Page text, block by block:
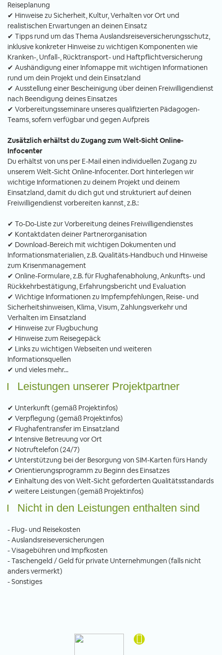
Reiseplanung
✔ Hinweise zu Sicherheit, Kultur, Verhalten vor Ort und
realistischen Erwartungen an deinen Einsatz
✔ Tipps rund um das Thema Auslandsreiseversicherungsschutz,
inklusive konkreter Hinweise zu wichtigen Komponenten wie
Kranken-, Unfall-, Rücktransport- und Haftpflichtversicherung
✔ Aushändigung einer Infomappe mit wichtigen Informationen
rund um dein Projekt und dein Einsatzland
✔ Ausstellung einer Bescheinigung über deinen Freiwilligendienst
nach Beendigung deines Einsatzes
✔ Vorbereitungsseminare unseres qualifizierten Pädagogen-
Teams, sofern verfügbar und gegen Aufpreis
Zusätzlich erhältst du Zugang zum Welt-Sicht Online-
Infocenter
Du erhältst von uns per E-Mail einen individuellen Zugang zu
unserem Welt-Sicht Online-Infocenter. Dort hinterlegen wir
wichtige Informationen zu deinem Projekt und deinem
Einsatzland, damit du dich gut und strukturiert auf deinen
Freiwilligendienst vorbereiten kannst, z.B.:
✔ To-Do-Liste zur Vorbereitung deines Freiwilligendienstes
✔ Kontaktdaten deiner Partnerorganisation
✔ Download-Bereich mit wichtigen Dokumenten und
Informationsmaterialien, z.B. Qualitäts-Handbuch und Hinweise
zum Krisenmanagement
✔ Online-Formulare, z.B. für Flughafenabholung, Ankunfts- und
Rückkehrbestätigung, Erfahrungsbericht und Evaluation
✔ Wichtige Informationen zu Impfempfehlungen, Reise- und
Sicherheitshinweisen, Klima, Visum, Zahlungsverkehr und
Verhalten im Einsatzland
✔ Hinweise zur Flugbuchung
✔ Hinweise zum Reisegepäck
✔ Links zu wichtigen Webseiten und weiteren
Informationsquellen
✔ und vieles mehr...
Leistungen unserer Projektpartner
✔ Unterkunft (gemäß Projektinfos)
✔ Verpflegung (gemäß Projektinfos)
✔ Flughafentransfer im Einsatzland
✔ Intensive Betreuung vor Ort
✔ Notruftelefon (24/7)
✔ Unterstützung bei der Besorgung von SIM-Karten fürs Handy
✔ Orientierungsprogramm zu Beginn des Einsatzes
✔ Einhaltung des von Welt-Sicht geforderten Qualitätsstandards
✔ weitere Leistungen (gemäß Projektinfos)
Nicht in den Leistungen enthalten sind
- Flug- und Reisekosten
- Auslandsreiseversicherungen
- Visagebühren und Impfkosten
- Taschengeld / Geld für private Unternehmungen (falls nicht
anders vermerkt)
- Sonstiges